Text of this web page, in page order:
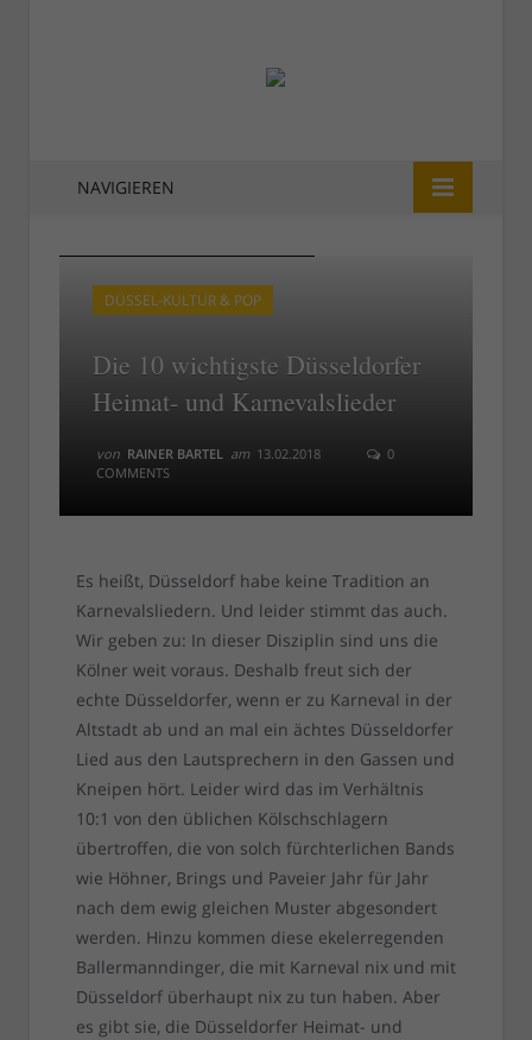
NAVIGIEREN
DÜSSEL-KULTUR & POP
Die 10 wichtigste Düsseldorfer
Heimat- und Karnevalslieder
von RAINER BARTEL am 13.02.2018
0
COMMENTS
Es heißt, Düsseldorf habe keine Tradition an
Karnevalsliedern. Und leider stimmt das auch.
Wir geben zu: In dieser Disziplin sind uns die
Kölner weit voraus. Deshalb freut sich der
echte Düsseldorfer, wenn er zu Karneval in der
Altstadt ab und an mal ein ächtes Düsseldorfer
Lied aus den Lautsprechern in den Gassen und
Kneipen hört. Leider wird das im Verhältnis
10:1 von den üblichen Kölschschlagern
übertroffen, die von solch fürchterlichen Bands
wie Höhner, Brings und Paveier Jahr für Jahr
nach dem ewig gleichen Muster abgesondert
werden. Hinzu kommen diese ekelerregenden
Ballermanndinger, die mit Karneval nix und mit
Düsseldorf überhaupt nix zu tun haben. Aber
es gibt sie, die Düsseldorfer Heimat- und